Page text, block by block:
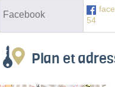
Facebook
54
Plan et